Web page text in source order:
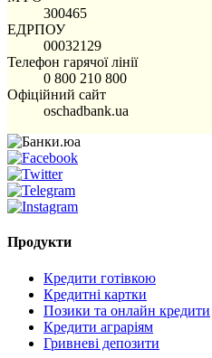
300465
ЕДРПОУ
00032129
Телефон гарячої лінії
0 800 210 800
Офіційний сайт
oschadbank.ua
Продукти
Кредити готівкою
Кредитні картки
Позики та онлайн кредити
Кредити аграріям
Гривневі депозити